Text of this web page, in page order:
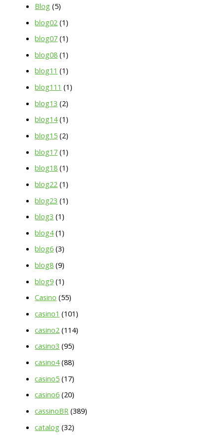
Blog (5)
blog02 (1)
blog07 (1)
blog08 (1)
blog11 (1)
blog111 (1)
blog13 (2)
blog14(1)
blog15 (2)
blog17 (1)
blog18 (1)
blog22 (1)
blog23 (1)
blog3 (1)
blog4(1)
blog6 (3)
blog8 (9)
blog9 (1)
Casino (55)
casino1 (101)
casino2 (114)
casino3 (95)
casino4(88)
casino5 (17)
casino6 (20)
cassinoBR (389)
catalog (32)